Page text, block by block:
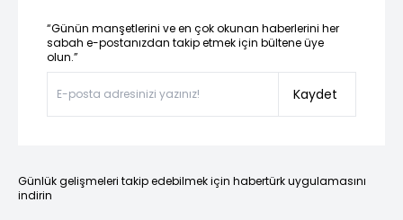
“Günün manşetlerini ve en çok okunan haberlerini her
sabah e-postanızdan takip etmek için bültene üye
olun.”
Kaydet
Günlük gelişmeleri takip edebilmek için habertürk uygulamasını
indirin